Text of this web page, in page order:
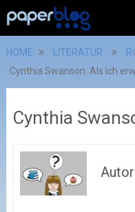
HOME LITERATUR
Cynthia Swanson: Als ich
Cynthia